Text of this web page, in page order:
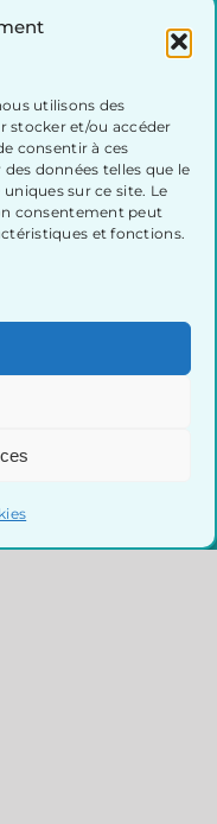
utilisons des
stocker et/ou accéder
consentir à ces
données telles que le
sur ce site. Le
consentement peut
et fonctions.
notre